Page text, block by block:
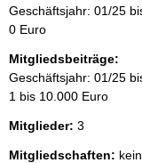
Geschäftsjahr: 01/25
0 Euro
Mitgliedsbeiträge:
Geschäftsjahr: 01/25
1 bis 10.000 Euro
Mitglieder: 3
Mitgliedschaften: